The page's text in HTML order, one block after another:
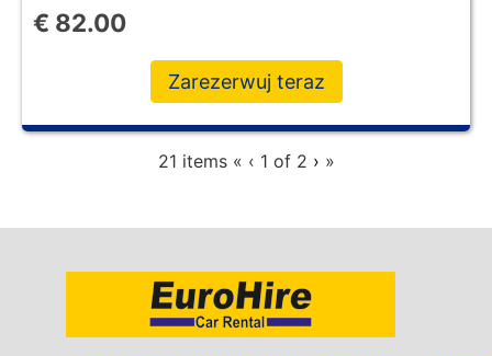
€ 82.00
Zarezerwuj teraz
21 items « ‹ 1 of 2 › »